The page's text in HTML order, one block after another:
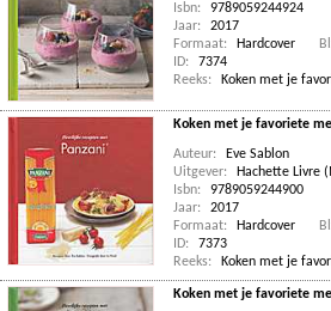
Isbn:
9789059244924
Jaar:
2017
Formaat:
Hardcover
ID:
7374
Reeks:
Koken met je
Koken met je favoriete
Auteur:
Eve Sablon
Uitgever:
Hachette Livre
Isbn:
9789059244900
Jaar:
2017
Formaat:
Hardcover
ID:
7373
Reeks:
Koken met je
Koken met je favoriete